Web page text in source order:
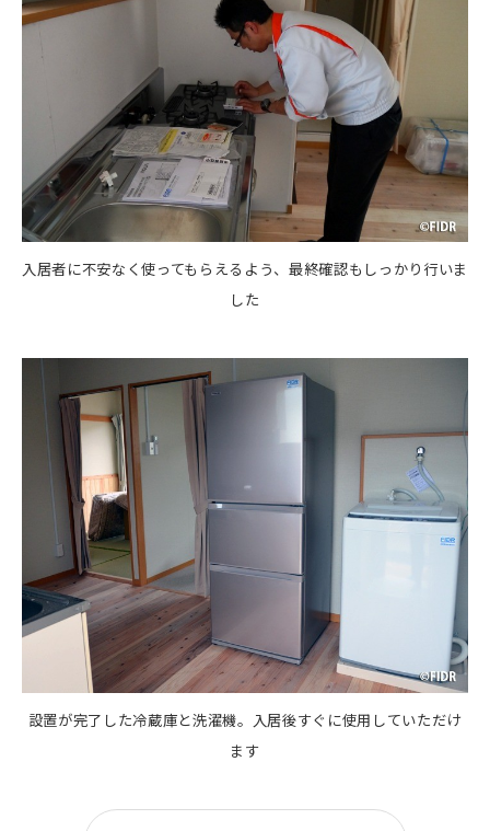
入居者に不安なく使ってもらえるよう、最終確認もしっかり行いま
した
設置が完了した冷蔵庫と洗濯機。入居後すぐに使用していただけ
ます